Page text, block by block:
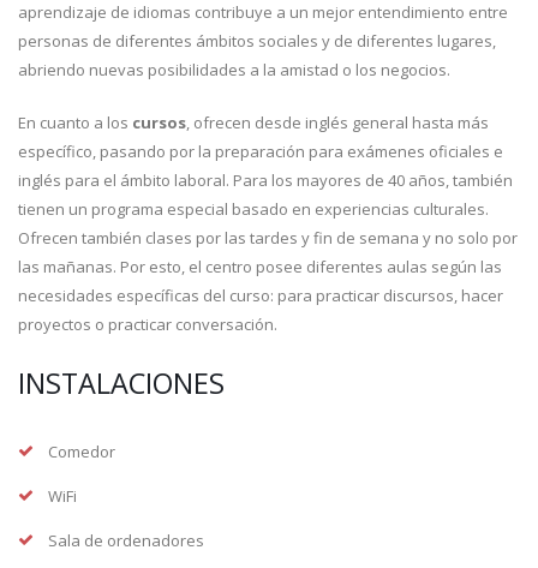
aprendizaje de idiomas contribuye a un mejor entendimiento entre
personas de diferentes ámbitos sociales y de diferentes lugares,
abriendo nuevas posibilidades a la amistad o los negocios.
En cuanto a los cursos, ofrecen desde inglés general hasta más
específico, pasando por la preparación para exámenes oficiales e
inglés para el ámbito laboral. Para los mayores de 40 años, también
tienen un programa especial basado en experiencias culturales.
Ofrecen también clases por las tardes y fin de semana y no solo por
las mañanas. Por esto, el centro posee diferentes aulas según las
necesidades específicas del curso: para practicar discursos, hacer
proyectos o practicar conversación.
INSTALACIONES
Comedor
WiFi
Sala de ordenadores